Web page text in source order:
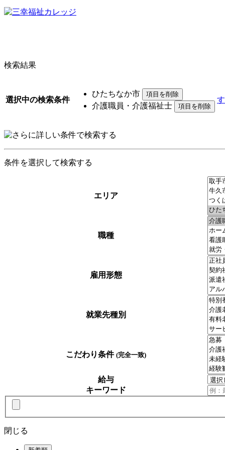
検索結果
選択中の検索条件
ひたちなか市
介護職員・介護福祉士
条件を選択して検索する
エリア
職種
雇用形態
就業先種別
こだわり条件 (完全一致)
給与
キーワード
閉じる